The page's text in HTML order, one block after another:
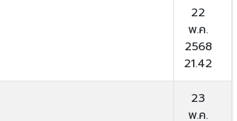
22
พ.ค.
2568
21.42
23
พ.ค.